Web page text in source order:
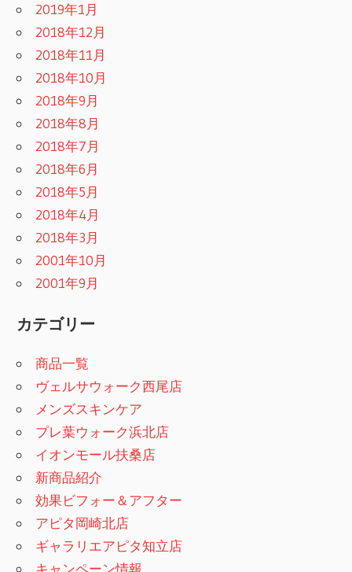
2019年1月
2018年12月
2018年11月
2018年10月
2018年9月
2018年8月
2018年7月
2018年6月
2018年5月
2018年4月
2018年3月
2001年10月
2001年9月
カテゴリー
商品一覧
ヴェルサウォーク西尾店
メンズスキンケア
プレ葉ウォーク浜北店
イオンモール扶桑店
新商品紹介
効果ビフォー＆アフター
アピタ岡崎北店
ギャラリエアピタ知立店
キャンペーン情報